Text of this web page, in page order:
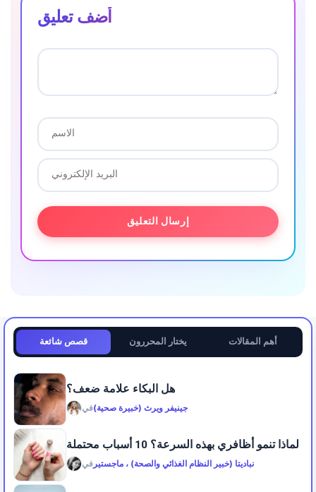
أضف تعليق
قصص شائعة يختار المحررون أهم المقالات
هل البكاء علامة ضعف؟
فيجينيفر ويرث (خبيرة صحية)
لماذا تنمو أظافري بهذه السرعة؟ 10 أسباب محتملة
في نباديتا (خبير النظام الغذائي والصحة) ، ماجستير